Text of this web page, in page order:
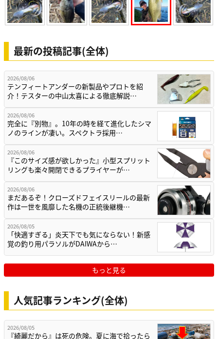
最新の投稿記事(全体)
2026/08/06
テンフィートアンダーの新製品やプロトを紹
介！テスターの中山太喜による徹底解説…
2026/08/06
完全に『別物』。10年の時を経て進化したシマ
ノのラインが凄い。スペクトラ採用…
2026/08/06
『このサイズ感が欲しかった』小型スプリット
リングも楽々開閉できるプライヤーが…
2026/08/06
まだあるぞ！クローズドフェイスリールの最新
作は一世を風靡した名機の正統後継機…
2026/08/05
「快適すぎる」炎天下でも気にならない！新感
覚の釣り用パラソルがDAIWAから…
もっと見る
人気記事ランキング(全体)
2026/08/05
『綺麗だから』は死の危険。夏に海で拾ったら